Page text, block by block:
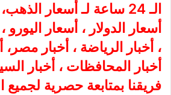
الـ 24 ساعة لـ أسعار
أسعار الدولار ، أسعار
، أخبار الرياضة ، أخبار مصر،
أخبار المحافظات ، أخبار
فريقنا بمتابعة حصرية لجميع